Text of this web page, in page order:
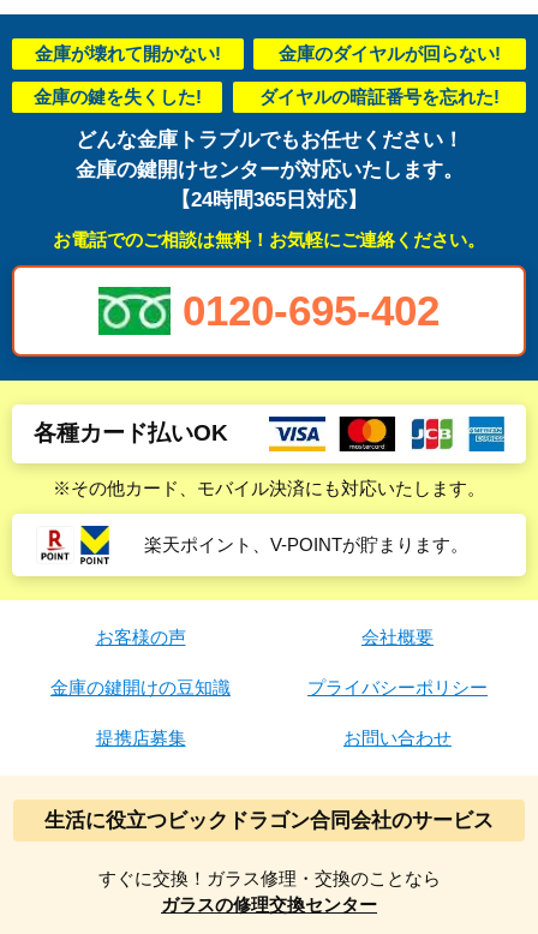
金庫が壊れて開かない! 金庫のダイヤルが回らない!
金庫の鍵を失くした! ダイヤルの暗証番号を忘れた!
どんな金庫トラブルでもお任せください！
金庫の鍵開けセンターが対応いたします。
【24時間365日対応】
お電話でのご相談は無料！お気軽にご連絡ください。
0120-695-402
各種カード払いOK
※その他カード、モバイル決済にも対応いたします。
楽天ポイント、V-POINTが貯まります。
お客様の声 会社概要
金庫の鍵開けの豆知識 プライバシーポリシー
提携店募集 お問い合わせ
生活に役立つビックドラゴン合同会社のサービス
すぐに交換！ガラス修理・交換のことなら
ガラスの修理交換センター